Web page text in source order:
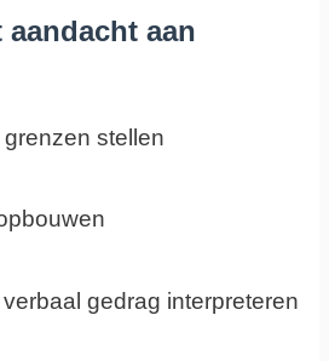
aandacht aan
stellen
gedrag interpreteren